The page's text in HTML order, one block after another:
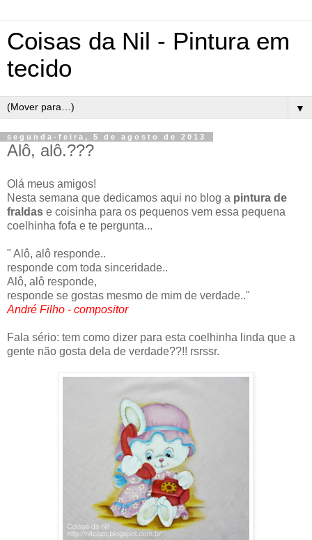
Coisas da Nil - Pintura em
tecido
▼
segunda-feira, 5 de agosto de 2013
Alô, alô.???
Olá meus amigos!
Nesta semana que dedicamos aqui no blog a pintura de
fraldas e coisinha para os pequenos vem essa pequena
coelhinha fofa e te pergunta...
" Alô, alô responde..
responde com toda sinceridade..
Alô, alô responde,
responde se gostas mesmo de mim de verdade.."
André Filho - compositor
Fala sério: tem como dizer para esta coelhinha linda que a
gente não gosta dela de verdade??!! rsrssr.